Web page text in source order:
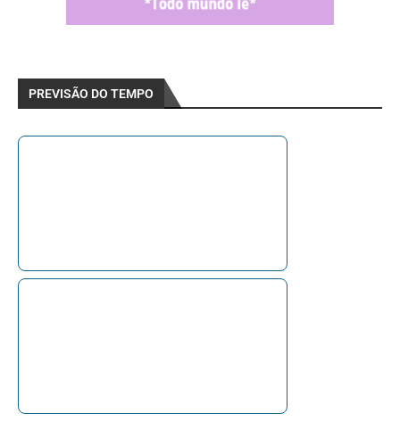
PREVISÃO DO TEMPO